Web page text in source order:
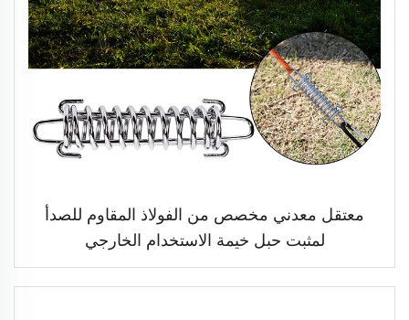
معتقل معدني مخصص من الفولاذ المقاوم للصدأ
لمثبت حبل خيمة الاستخدام الخارجي